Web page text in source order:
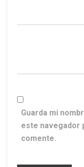
Guarda mi
este navegador
comente.